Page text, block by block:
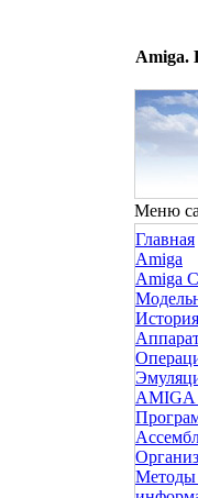
Amiga.
Меню
Главная
Amiga
Amiga
AMIGA